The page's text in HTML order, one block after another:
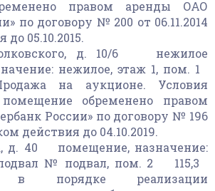
правом аренды ОАО
по договору № 200 от 06.11.2014
05.10.2015.
д. 10/6 нежилое
нежилое, этаж 1, пом. 1
на аукционе. Условия
помещение обременено правом
России» по договору № 196
действия до 04.10.2019.
д. 40 помещение, назначение:
№ подвал, пом. 2 115,3
порядке реализации